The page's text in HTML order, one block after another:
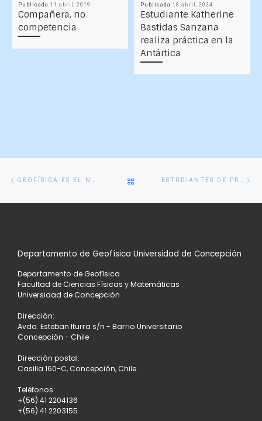
Publicada 11 abril, 2019
Compañera, no
competencia
Publicada 18 abril, 2024
Estudiante Katherine
Bastidas Sanzana
realiza práctica en la
Antártica
Navegación
de
entradas
Entrada
GEOFÍSICA ES EL NUEVO CAMPEÓN DE VÓLEIBOL DE LA UNIVERSIDAD DE CONCEPCIÓN VOLVER
A
LISTA
ESTUDIANTES DE PRIMER AÑO SE EMBARCARON EN EL LABORATORIO MARINO
Departamento de Geofísica Universidad de Concepción
Departamento de Geofísica
Facultad de Ciencias Físicas y Matemáticas
Universidad de Concepción
Dirección:
Avda. Esteban Iturra s/n - Barrio Universitario
Concepción - Chile
Dirección postal:
Casilla 160-C, Concepción, Chile
Teléfonos:
+(56) 41 2204136
+(56) 41 2203155